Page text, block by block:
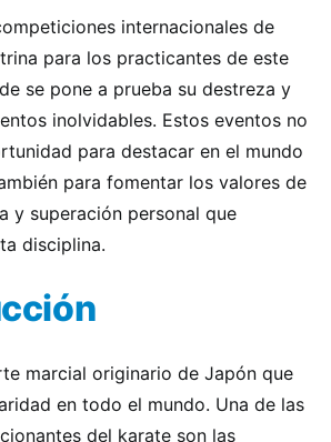
internacionales de
para los practicantes de este
se pone a prueba su destreza y
inolvidables. Estos eventos no
para destacar en el mundo
para fomentar los valores de
y superación personal que
disciplina.
marcial originario de Japón que
en todo el mundo. Una de las
del karate son las